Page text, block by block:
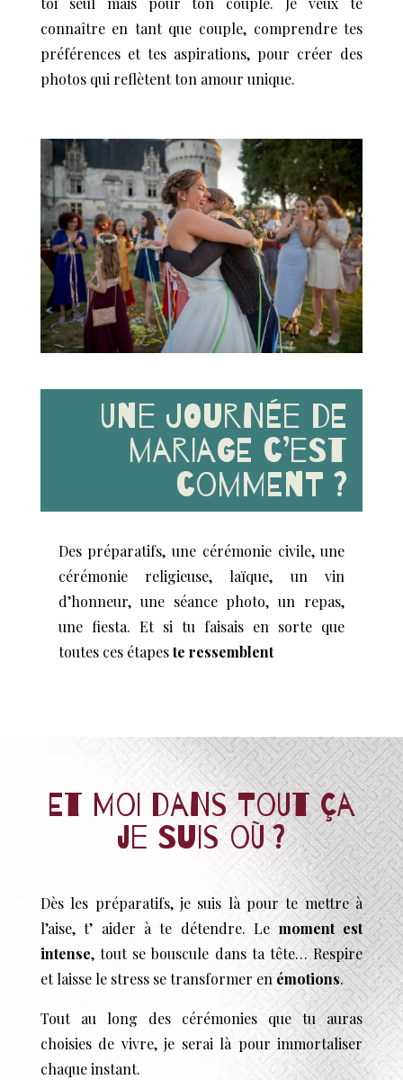
connaître en tant que couple, comprendre tes
préférences et tes aspirations, pour créer des
photos qui reflètent ton amour unique.
Une journée de
mariage c’est
comment ?
Des préparatifs, une cérémonie civile, une
cérémonie religieuse, laïque, un vin
d’honneur, une séance photo, un repas,
une fiesta. Et si tu faisais en sorte que
toutes ces étapeste ressemblent
Et moi dans tout ça
je suis où ?
Dès les préparatifs, je suis là pour te mettre à
l’aise, t’ aider à te détendre. Le moment est
intense, tout se bouscule dans ta tête… Respire
et laisse le stress se transformer en émotions.
Tout au long des cérémonies que tu auras
choisies de vivre, je serai là pour immortaliser
chaque instant.